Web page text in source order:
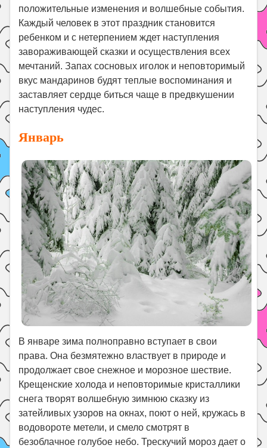
положительные изменения и волшебные события.
Каждый человек в этот праздник становится
ребенком и с нетерпением ждет наступления
завораживающей сказки и осуществления всех
мечтаний. Запах сосновых иголок и неповторимый
вкус мандаринов будят теплые воспоминания и
заставляет сердце биться чаще в предвкушении
наступления чудес.
Январь
В январе зима полноправно вступает в свои
права. Она безмятежно властвует в природе и
продолжает свое снежное и морозное шествие.
Крещенские холода и неповторимые кристаллики
снега творят волшебную зимнюю сказку из
затейливых узоров на окнах, поют о ней, кружась в
водовороте метели, и смело смотрят в
безоблачное голубое небо. Трескучий мороз дает о